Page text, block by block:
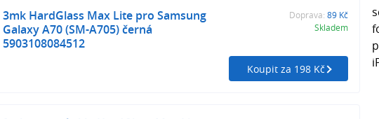
3mk HardGlass Max Lite pro Samsung
Galaxy A70 (SM-A705) černá
5903108084512
Doprava: 89 Kč
Skladem
Koupit za 198 Kč